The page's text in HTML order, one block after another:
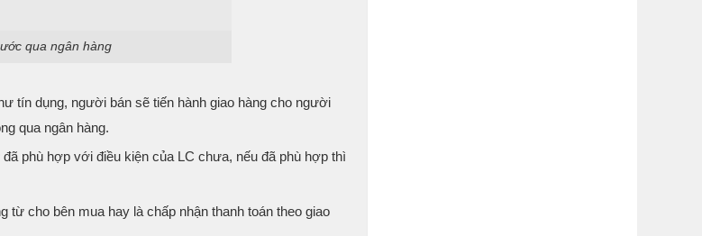
qua ngân hàng
tín dụng, người bán sẽ tiến hành giao hàng cho người
qua ngân hàng.
phù hợp với điều kiện của LC chưa, nếu đã phù hợp thì
từ cho bên mua hay là chấp nhận thanh toán theo giao